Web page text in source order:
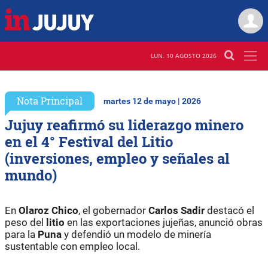
LUN. 10 AGOSTO 2026
Nota Principal martes 12 de mayo | 2026
Jujuy reafirmó su liderazgo minero
en el 4° Festival del Litio
(inversiones, empleo y señales al
mundo)
En Olaroz Chico, el gobernador Carlos Sadir destacó el
peso del litio en las exportaciones jujeñas, anunció obras
para la Puna y defendió un modelo de minería
sustentable con empleo local.